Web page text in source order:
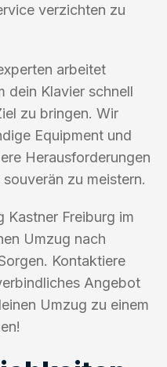
verzichten zu
arbeitet
dein Klavier schnell
zu bringen. Wir
Equipment und
Herausforderungen
zu meistern.
Kastner Freiburg im
Umzug nach
Kontaktiere
Angebot
Umzug zu einem